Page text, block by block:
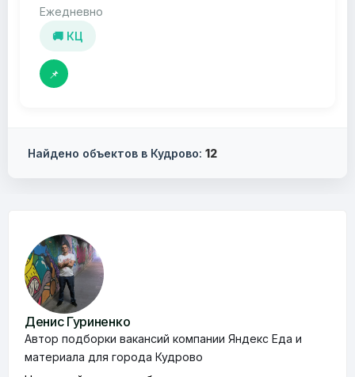
Ежедневно
🚚 КЦ
📌
Найдено объектов в Кудрово: 12
Денис Гуриненко
Автор подборки вакансий компании Яндекс Еда и
материала для города Кудрово